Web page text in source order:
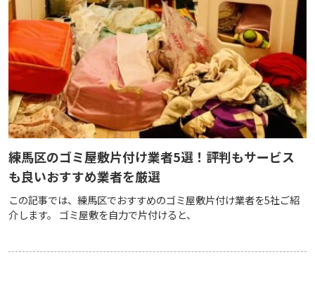
練馬区のゴミ屋敷片付け業者5選！評判もサービス
も良いおすすめ業者を厳選
この記事では、練馬区でおすすめのゴミ屋敷片付け業者を5社ご紹
介します。 ゴミ屋敷を自力で片付けると、